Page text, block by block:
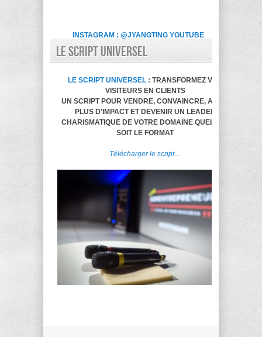
INSTAGRAM : @JYANGTING YOUTUBE
LE SCRIPT UNIVERSEL
LE SCRIPT UNIVERSEL : TRANSFORMEZ VOS
VISITEURS EN CLIENTS
UN SCRIPT POUR VENDRE, CONVAINCRE, AVOIR
PLUS D’IMPACT ET DEVENIR UN LEADER
CHARISMATIQUE DE VOTRE DOMAINE QUELQUE
SOIT LE FORMAT
Télécharger le script…